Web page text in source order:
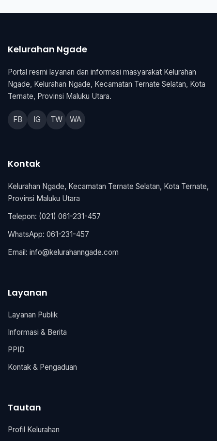
Kelurahan Ngade
Portal resmi layanan dan informasi masyarakat Kelurahan
Ngade, Kelurahan Ngade, Kecamatan Ternate Selatan, Kota
Ternate, Provinsi Maluku Utara.
FB IG TW WA
Kontak
Kelurahan Ngade, Kecamatan Ternate Selatan, Kota Ternate,
Provinsi Maluku Utara
Telepon: (021) 061-231-457
WhatsApp: 061-231-457
Email: info@kelurahanngade.com
Layanan
Layanan Publik
Informasi & Berita
PPID
Kontak & Pengaduan
Tautan
Profil Kelurahan